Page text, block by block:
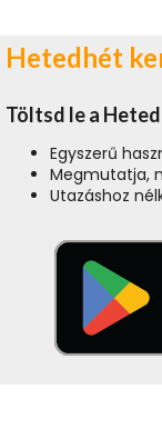
Hetedhét
Töltsd le a
Egyszerű
Megmutatja,
Utazáshoz